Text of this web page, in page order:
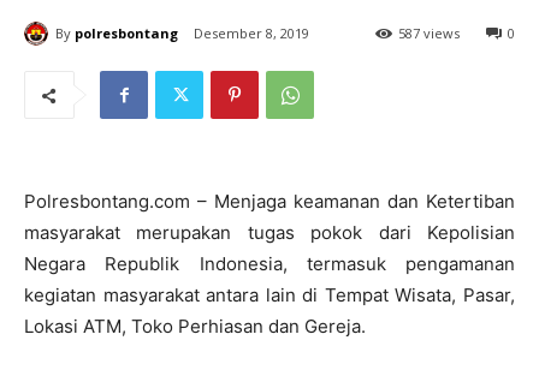
By polresbontang Desember 8, 2019 0
587 views
Polresbontang.com – Menjaga keamanan dan Ketertiban
masyarakat merupakan tugas pokok dari Kepolisian
Negara Republik Indonesia, termasuk pengamanan
kegiatan masyarakat antara lain di Tempat Wisata, Pasar,
Lokasi ATM, Toko Perhiasan dan Gereja.